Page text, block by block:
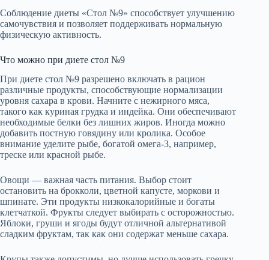
Соблюдение диеты «Стол №9» способствует улучшению
самочувствия и позволяет поддерживать нормальную
физическую активность.
Что можно при диете стол №9
При диете стол №9 разрешено включать в рацион
различные продукты, способствующие нормализации
уровня сахара в крови. Начните с нежирного мяса,
такого как куриная грудка и индейка. Они обеспечивают
необходимые белки без лишних жиров. Иногда можно
добавить постную говядину или кролика. Особое
внимание уделите рыбе, богатой омега-3, например,
треске или красной рыбе.
Овощи — важная часть питания. Выбор стоит
остановить на брокколи, цветной капусте, моркови и
шпинате. Эти продукты низкокалорийные и богаты
клетчаткой. Фрукты следует выбирать с осторожностью.
Яблоки, груши и ягоды будут отличной альтернативой
сладким фруктам, так как они содержат меньше сахара.